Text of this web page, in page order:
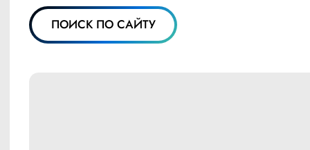
ПОИСК ПО САЙТУ